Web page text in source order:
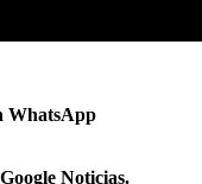
WhatsApp
Noticias.